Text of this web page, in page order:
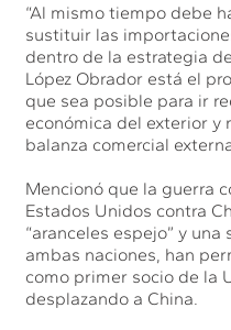
“Al mismo tiempo debe
sustituir las
dentro de la estrategia
López Obrador está el
que sea posible para ir
económica del exterior y
balanza comercial
Mencionó que la guerra
Estados Unidos contra
“aranceles espejo” y
ambas naciones, han
como primer socio de la
desplazando a China.